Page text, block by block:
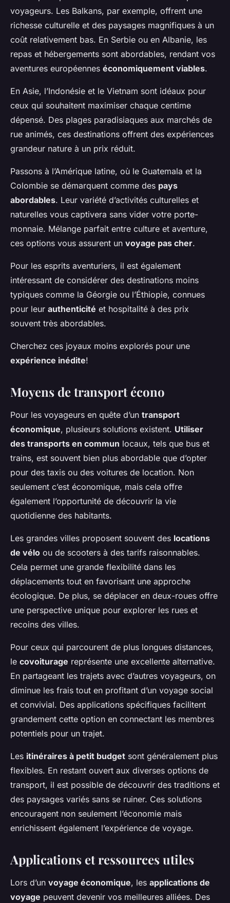
voyageurs. Les Balkans, par exemple, offrent une
richesse culturelle et des paysages magnifiques à un
coût relativement bas. En Serbie ou en Albanie, les
repas et hébergements sont abordables, rendant vos
aventures européennes économiquement viables.
En Asie, l’Indonésie et le Vietnam sont idéaux pour
ceux qui souhaitent maximiser chaque centime
dépensé. Des plages paradisiaques aux marchés de
rue animés, ces destinations offrent des expériences
grandeur nature à un prix réduit.
Passons à l’Amérique latine, où le Guatemala et la
Colombie se démarquent comme des pays
abordables. Leur variété d’activités culturelles et
naturelles vous captivera sans vider votre porte-
monnaie. Mélange parfait entre culture et aventure,
ces options vous assurent un voyage pas cher.
Pour les esprits aventuriers, il est également
intéressant de considérer des destinations moins
typiques comme la Géorgie ou l’Éthiopie, connues
pour leur authenticité et hospitalité à des prix
souvent très abordables.
Cherchez ces joyaux moins explorés pour une
expérience inédite!
Moyens de transport écono
Pour les voyageurs en quête d’un transport
économique, plusieurs solutions existent. Utiliser
des transports en commun locaux, tels que bus et
trains, est souvent bien plus abordable que d’opter
pour des taxis ou des voitures de location. Non
seulement c’est économique, mais cela offre
également l’opportunité de découvrir la vie
quotidienne des habitants.
Les grandes villes proposent souvent des locations
de vélo ou de scooters à des tarifs raisonnables.
Cela permet une grande flexibilité dans les
déplacements tout en favorisant une approche
écologique. De plus, se déplacer en deux-roues offre
une perspective unique pour explorer les rues et
recoins des villes.
Pour ceux qui parcourent de plus longues distances,
le covoiturage représente une excellente alternative.
En partageant les trajets avec d’autres voyageurs, on
diminue les frais tout en profitant d’un voyage social
et convivial. Des applications spécifiques facilitent
grandement cette option en connectant les membres
potentiels pour un trajet.
Les itinéraires à petit budget sont généralement plus
flexibles. En restant ouvert aux diverses options de
transport, il est possible de découvrir des traditions et
des paysages variés sans se ruiner. Ces solutions
encouragent non seulement l’économie mais
enrichissent également l’expérience de voyage.
Applications et ressources utiles
Lors d’un voyage économique, les applications de
voyage peuvent devenir vos meilleures alliées. Des